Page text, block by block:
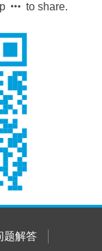
to share.
题解答